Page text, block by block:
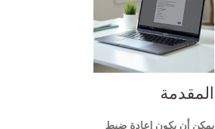
المقدمة
يمكن أن يكون إعادة ضبط